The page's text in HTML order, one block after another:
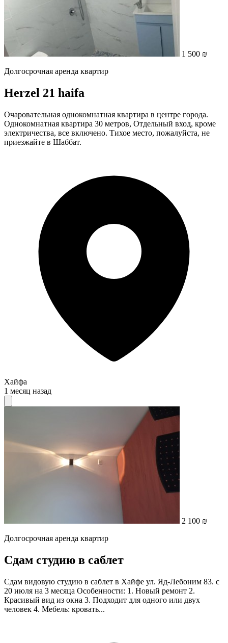
1 500 ₪
Долгосрочная аренда квартир
Herzel 21 haifa
Очаровательная однокомнатная квартира в центре города.
Однокомнатная квартира 30 метров, Отдельный вход, кроме
электричества, все включено. Тихое место, пожалуйста, не
приезжайте в Шаббат.
Хайфа
1 месяц назад
2 100 ₪
Долгосрочная аренда квартир
Сдам студию в саблет
Сдам видовую студию в саблет в Хайфе ул. Яд-Лебоним 83. с
20 июля на 3 месяца Особенности: 1. Новый ремонт 2.
Красивый вид из окна 3. Подходит для одного или двух
человек 4. Мебель: кровать...